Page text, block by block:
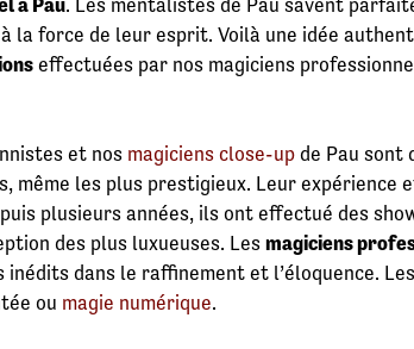
à Pau. Les mentalistes de Pau savent
force de leur esprit. Voilà une idée
effectuées par nos magiciens
et nos magiciens close-up de Pau sont
même les plus prestigieux. Leur
plusieurs années, ils ont effectué des
des plus luxueuses. Les magiciens
dans le raffinement et l’éloquence.
ou magie numérique.